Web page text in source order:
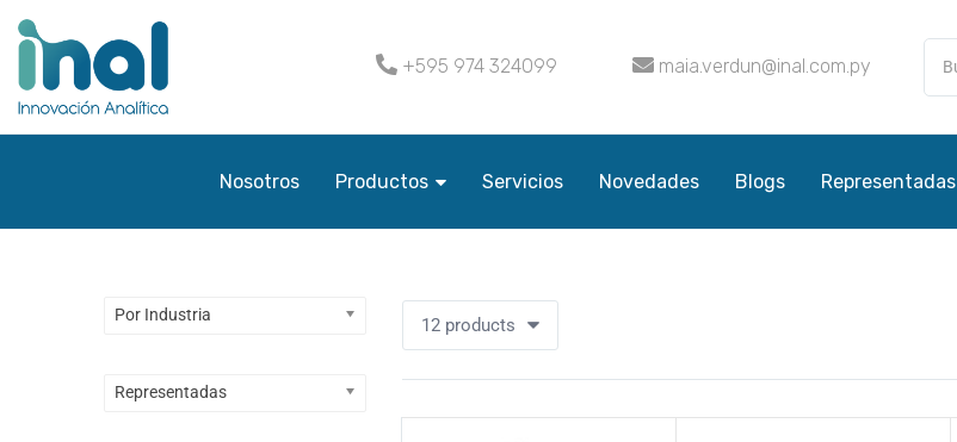
+595 974 324099 maia.verdun@inal.com.py
Nosotros Productos Servicios Novedades Blogs Representadas
Por Industria
Representadas
12 products